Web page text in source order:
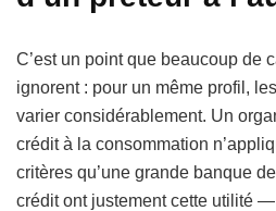
C’est un point que beaucoup de
ignorent : pour un même profil,
varier considérablement. Un
crédit à la consommation
critères qu’une grande banque
crédit ont justement cette utilité